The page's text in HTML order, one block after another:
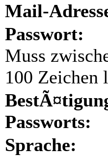
Mail-
Passwort:
Muss
100 Zeichen
Passworts:
Sprache: